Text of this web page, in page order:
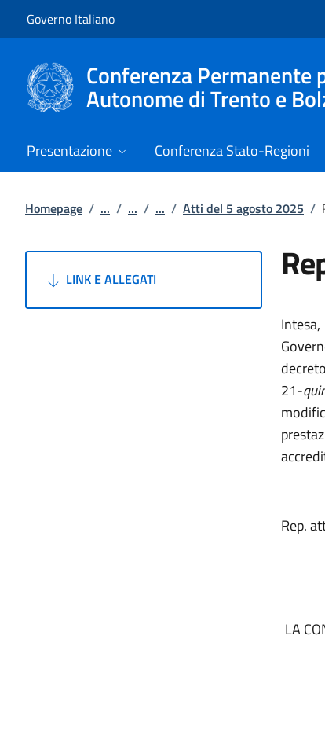
Governo Italiano
Conferenza Permanente
Autonome di Trento e
Presentazione Conferenza Stato-Regioni
Homepage / ... / ... / ... / Atti del 5 agosto 2025 /
LINK E ALLEGATI
21-
Rep.
LA